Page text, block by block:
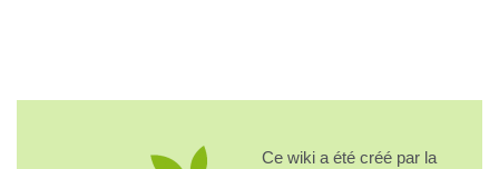
Ce wiki a été créé par la